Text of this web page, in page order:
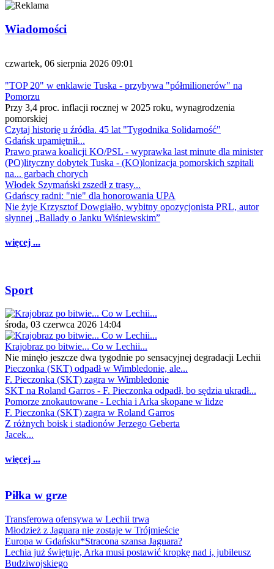
Wiadomości
czwartek, 06 sierpnia 2026 09:01
"TOP 20" w enklawie Tuska - przybywa "półmilionerów" na
Pomorzu
Przy 3,4 proc. inflacji rocznej w 2025 roku, wynagrodzenia
pomorskiej
Czytaj historię u źródła. 45 lat "Tygodnika Solidarność"
Gdańsk upamiętnił...
Prawo prawa koalicji KO/PSL - wyprawka last minute dla minister
(PO)lityczny dobytek Tuska - (KO)lonizacja pomorskich szpitali
na... garbach chorych
Włodek Szymański zszedł z trasy...
Gdańscy radni: "nie" dla honorowania UPA
Nie żyje Krzysztof Dowgiałło, wybitny opozycjonista PRL, autor
słynnej „Ballady o Janku Wiśniewskim”
więcej ...
Sport
środa, 03 czerwca 2026 14:04
Krajobraz po bitwie... Co w Lechii...
Nie minęło jeszcze dwa tygodnie po sensacyjnej degradacji Lechii
Pieczonka (SKT) odpadł w Wimbledonie, ale...
F. Pieczonka (SKT) zagra w Wimbledonie
SKT na Roland Garros - F. Pieczonka odpadł, bo sędzia ukradł...
Pomorze znokautowane - Lechia i Arka skopane w lidze
F. Pieczonka (SKT) zagra w Roland Garros
Z różnych boisk i stadionów Jerzego Geberta
Jacek...
więcej ...
Piłka w grze
Transferowa ofensywa w Lechii trwa
Młodzież z Jaguara nie zostaje w Trójmieście
Europa w Gdańsku*Stracona szansa Jaguara?
Lechia już świętuje, Arka musi postawić kropkę nad i, jubileusz
Budziwojskiego